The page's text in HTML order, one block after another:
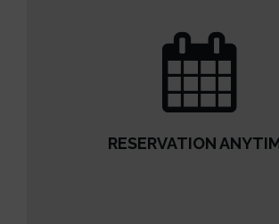
RESERVATION
RESERVATION